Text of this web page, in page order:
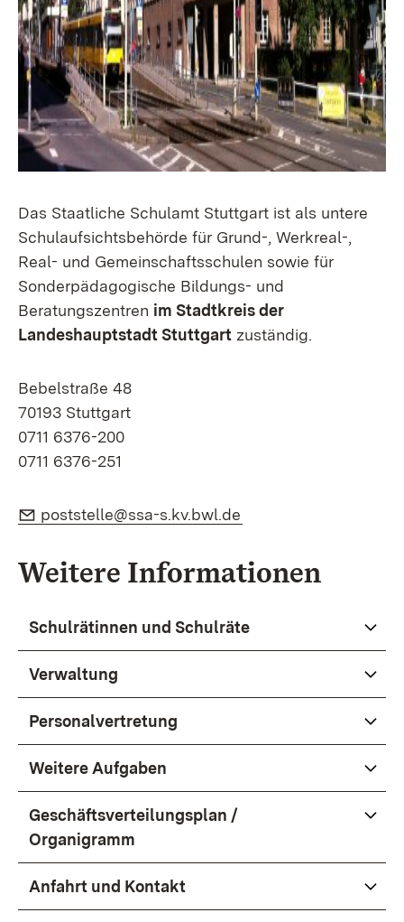
Das Staatliche Schulamt Stuttgart ist als untere
Schulaufsichtsbehörde für Grund-, Werkreal-,
Real- und Gemeinschaftsschulen sowie für
Sonderpädagogische Bildungs- und
Beratungszentren im Stadtkreis der
Landeshauptstadt Stuttgart zuständig.
Bebelstraße 48
70193 Stuttgart
0711 6376-200
0711 6376-251
E-Mail:
poststelle@ssa-s.kv.bwl.de
Weitere Informationen
Schulrätinnen und Schulräte
Verwaltung
Personalvertretung
Weitere Aufgaben
Geschäftsverteilungsplan /
Organigramm
Anfahrt und Kontakt